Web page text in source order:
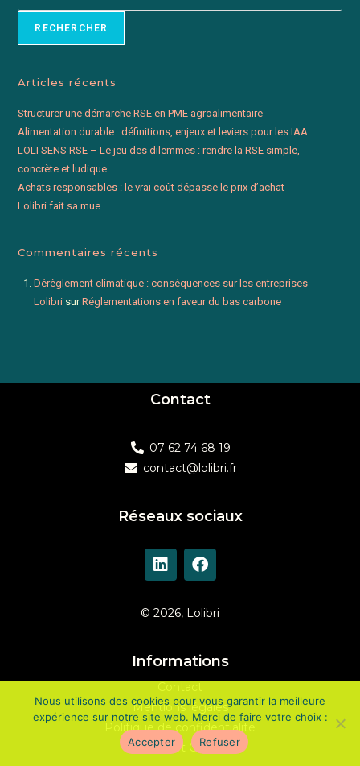
RECHERCHER
Articles récents
Structurer une démarche RSE en PME agroalimentaire
Alimentation durable : définitions, enjeux et leviers pour les IAA
LOLI SENS RSE – Le jeu des dilemmes : rendre la RSE simple,
concrète et ludique
Achats responsables : le vrai coût dépasse le prix d’achat
Lolibri fait sa mue
Commentaires récents
Dérèglement climatique : conséquences sur les entreprises -
Lolibri surRéglementations en faveur du bas carbone
Contact
07 62 74 68 19
contact@lolibri.fr
Réseaux sociaux
© 2026, Lolibri
Informations
Contact
Mentions légales
Politique de confidentialité
CGV et CGU
Nous utilisons des cookies pour vous garantir la meilleure
expérience sur notre site web. Merci de faire votre choix :
Accepter
Refuser